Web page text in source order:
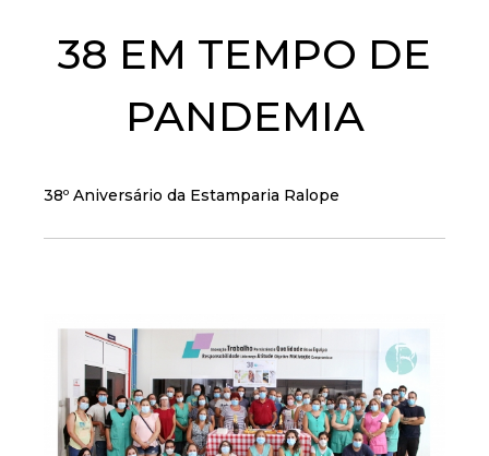
38 EM TEMPO DE
PANDEMIA
38º Aniversário da Estamparia Ralope